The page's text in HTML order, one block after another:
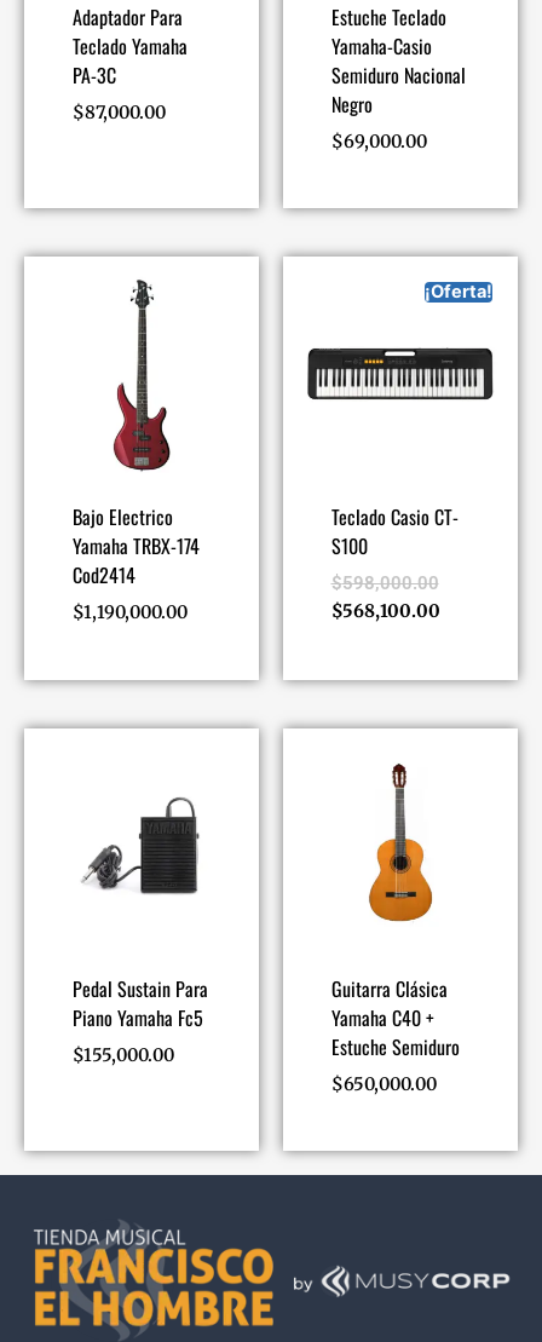
Adaptador Para
Teclado Yamaha
PA-3C
$87,000.00
Estuche Teclado
Yamaha-Casio
Semiduro Nacional
Negro
$69,000.00
Bajo Electrico
Yamaha TRBX-174
Cod2414
$1,190,000.00
¡Oferta!
Teclado Casio CT-
S100
$598,000.00
$568,100.00
Pedal Sustain Para
Piano Yamaha Fc5
$155,000.00
Guitarra Clásica
Yamaha C40 +
Estuche Semiduro
$650,000.00